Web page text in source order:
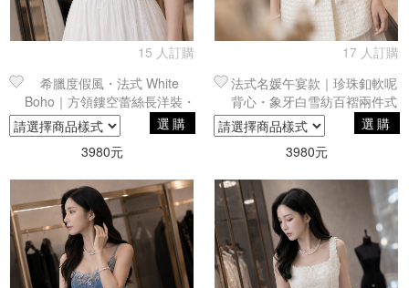
15 人訂購
希臘度假風・法式 White
Boho｜方領鏤空蕾絲長洋裝・
純白長裙
選購
3980元
17 人訂購
法式名媛午宴款｜珍珠釦軟呢
背心・象牙白雪紡百褶兩件式
套裝
選購
3980元